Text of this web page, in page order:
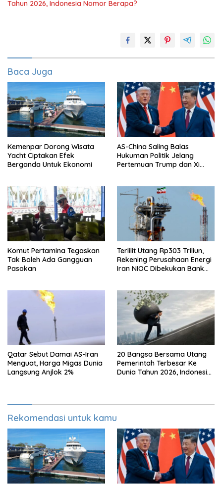
Tahun 2026, Indonesia Nomor Berapa?
Baca Juga
Kemenpar Dorong Wisata
Yacht Ciptakan Efek
Berganda Untuk Ekonomi
AS-China Saling Balas
Hukuman Politik Jelang
Pertemuan Trump dan Xi
Komut Pertamina Tegaskan
Tak Boleh Ada Gangguan
Pasokan
Terlilit Utang Rp303 Triliun,
Rekening Perusahaan Energi
Iran NIOC Dibekukan Bank
Qatar Sebut Damai AS-Iran
Menguat, Harga Migas Dunia
Langsung Anjlok 2%
20 Bangsa Bersama Utang
Pemerintah Terbesar Ke
Dunia Tahun 2026, Indonesia
Rekomendasi untuk kamu